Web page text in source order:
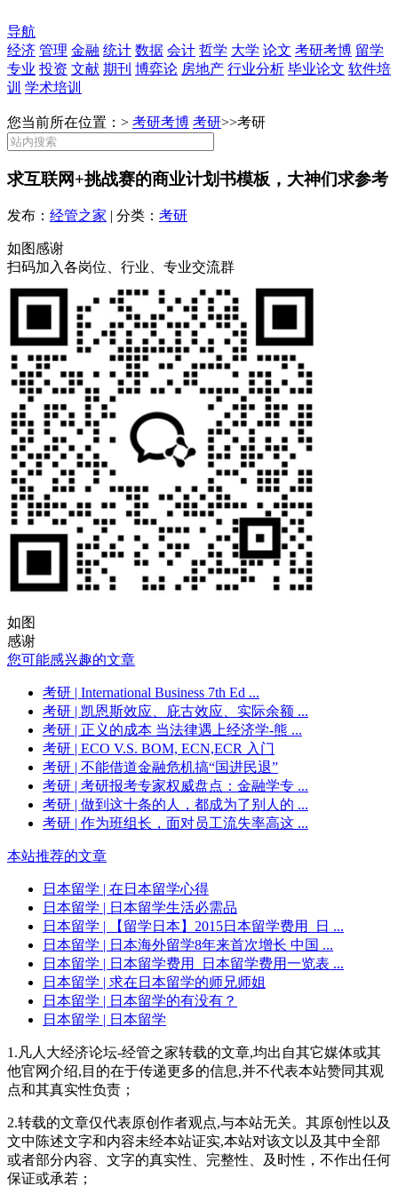
导航
经济 管理 金融 统计 数据 会计 哲学 大学 论文 考研考博 留学
专业 投资 文献 期刊 博弈论 房地产 行业分析 毕业论文 软件培
训 学术培训
您当前所在位置：> 考研考博 考研>>考研
求互联网+挑战赛的商业计划书模板，大神们求参考
发布： 经管之家 | 分类： 考研
如图感谢
扫码加入各岗位、行业、专业交流群
如图
感谢
您可能感兴趣的文章
考研 | International Business 7th Ed ...
考研 | 凯恩斯效应、庇古效应、实际余额 ...
考研 | 正义的成本 当法律遇上经济学-熊 ...
考研 | ECO V.S. BOM, ECN,ECR 入门
考研 | 不能借道金融危机搞“国进民退”
考研 | 考研报考专家权威盘点：金融学专 ...
考研 | 做到这十条的人，都成为了别人的 ...
考研 | 作为班组长，面对员工流失率高这 ...
本站推荐的文章
日本留学 | 在日本留学心得
日本留学 | 日本留学生活必需品
日本留学 | 【留学日本】2015日本留学费用_日 ...
日本留学 | 日本海外留学8年来首次增长 中国 ...
日本留学 | 日本留学费用_日本留学费用一览表 ...
日本留学 | 求在日本留学的师兄师姐
日本留学 | 日本留学的有没有？
日本留学 | 日本留学
1.凡人大经济论坛-经管之家转载的文章,均出自其它媒体或其
他官网介绍,目的在于传递更多的信息,并不代表本站赞同其观
点和其真实性负责；
2.转载的文章仅代表原创作者观点,与本站无关。其原创性以及
文中陈述文字和内容未经本站证实,本站对该文以及其中全部
或者部分内容、文字的真实性、完整性、及时性，不作出任何
保证或承若；